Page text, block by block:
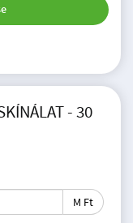
- 30
M Ft